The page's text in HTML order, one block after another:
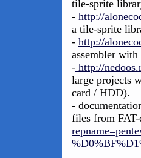
tile-sprite
- http://
a tile-sprite
- http://
assembler
- http://
large projects
card / HDD).
-
files from